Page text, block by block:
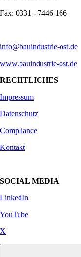
Fax: 0331 - 7446 166
info@bauindustrie-ost.de
www.bauindustrie-ost.de
RECHTLICHES
Impressum
Datenschutz
Compliance
Kontakt
SOCIAL MEDIA
LinkedIn
YouTube
X